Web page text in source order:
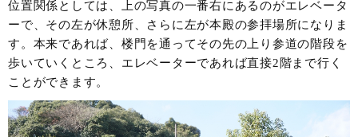
位置関係としては、上の写真の一番右にあるのがエレベータ
ーで、その左が休憩所、さらに左が本殿の参拝場所になりま
す。本来であれば、楼門を通ってその先の上り参道の階段を
歩いていくところ、エレベーターであれば直接2階まで行く
ことができます。